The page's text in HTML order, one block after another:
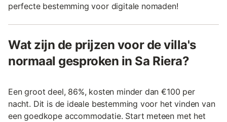
perfecte bestemming voor digitale nomaden!
Wat zijn de prijzen voor de villa's
normaal gesproken in Sa Riera?
Een groot deel, 86%, kosten minder dan €100 per
nacht. Dit is de ideale bestemming voor het vinden van
een goedkope accommodatie. Start meteen met het